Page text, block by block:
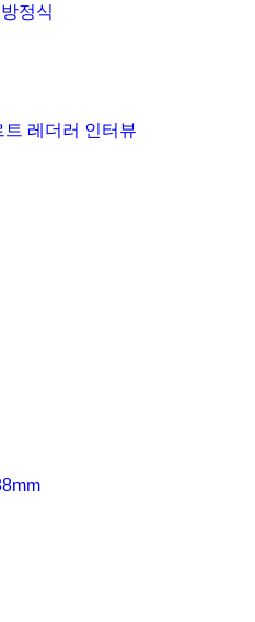
정식
레더러 인터뷰